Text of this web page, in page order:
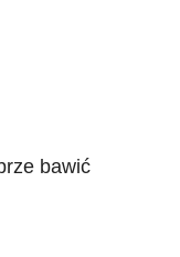
bawić